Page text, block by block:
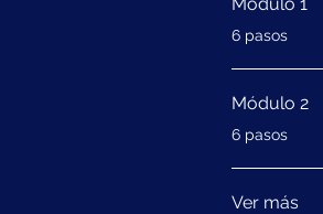
.6 pasos
Módulo 2
.6 pasos
Ver más